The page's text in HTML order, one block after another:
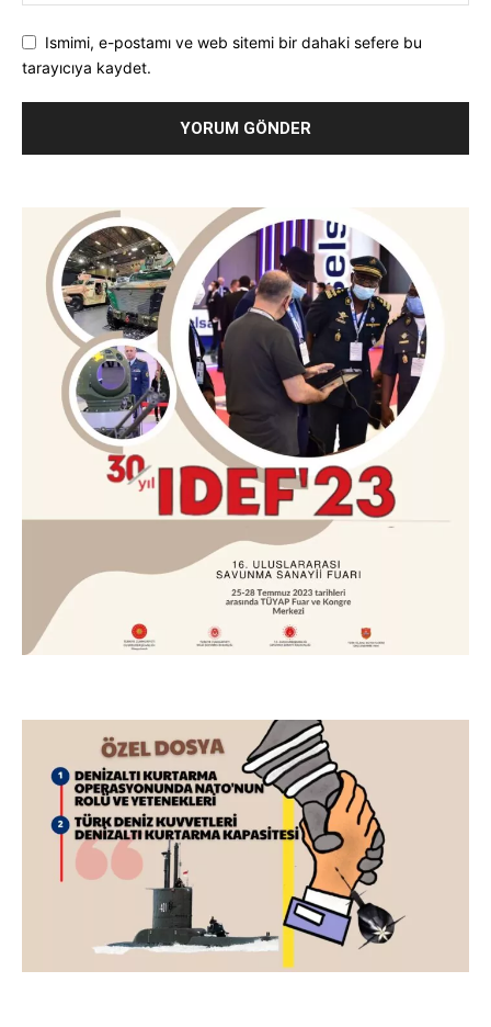
Ismimi, e-postamı ve web sitemi bir dahaki sefere bu
tarayıcıya kaydet.